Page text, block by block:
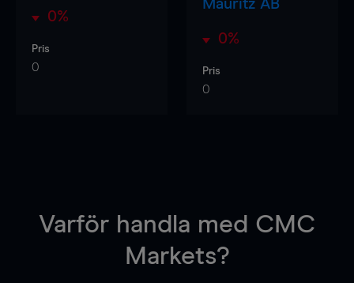
0%
Pris
0
Mauritz AB
0%
Pris
0
Varför handla med CMC
Markets?